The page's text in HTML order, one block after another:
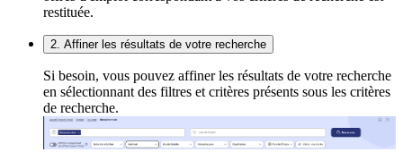
restituée.
2. Affiner les résultats de votre recherche
Si besoin, vous pouvez affiner les résultats de votre recherche
en sélectionnant des filtres et critères présents sous les critères
de recherche.